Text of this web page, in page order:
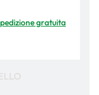
gratuita